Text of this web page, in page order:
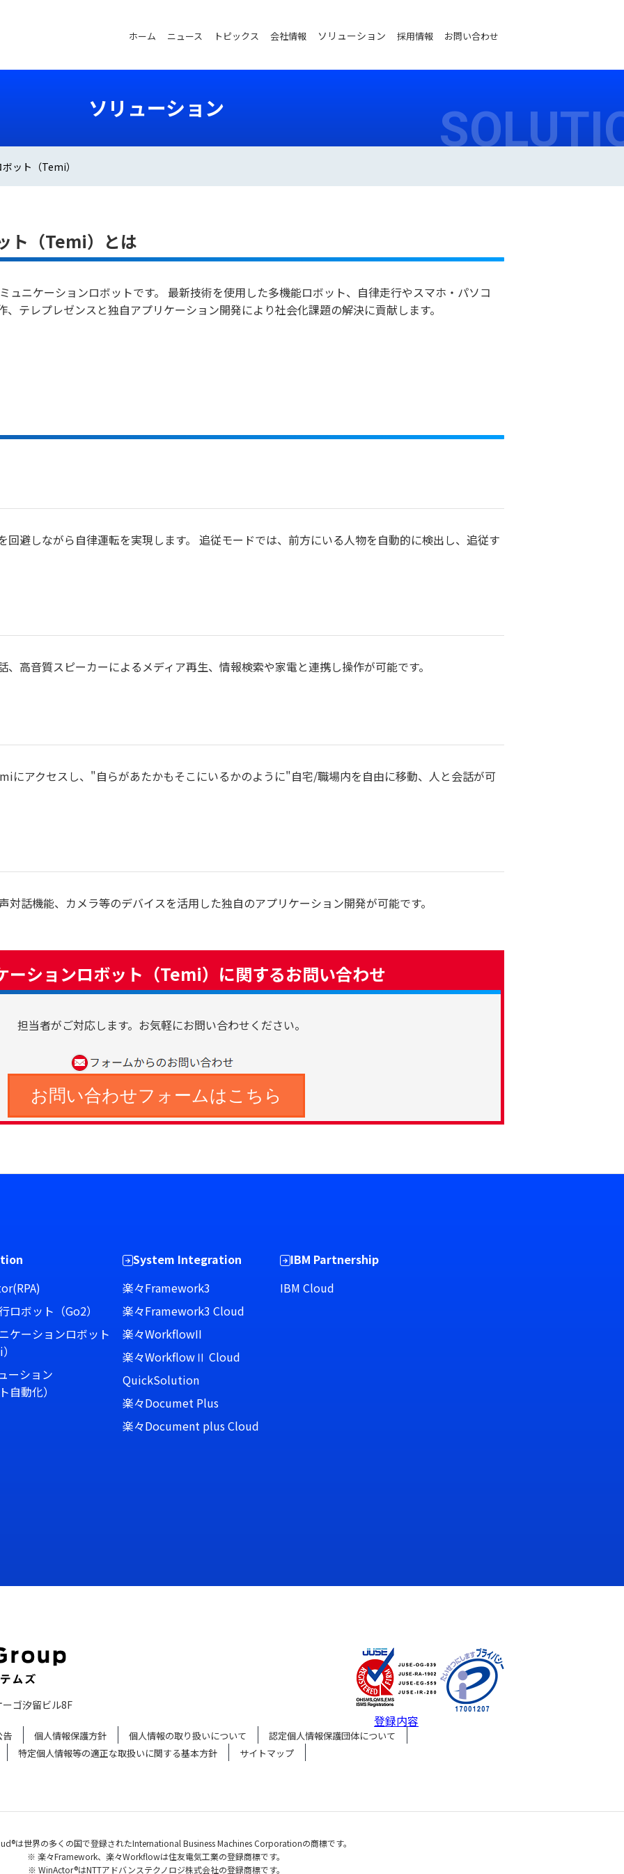
ホーム ニュース トピックス 会社情報 ソリューション 採用情報 お問い合わせ
ソリューション
ット（Temi）
ト（Temi）とは
ニケーションロボットです。 最新技術を使用した多機能ロボット、自律走行やスマホ・パソコ
テレプレゼンスと独自アプリケーション開発により社会化課題の解決に貢献します。
回避しながら自律運転を実現します。 追従モードでは、前方にいる人物を自動的に検出し、追従す
高音質スピーカーによるメディア再生、情報検索や家電と連携し操作が可能です。
にアクセスし、"自らがあたかもそこにいるかのように"自宅/職場内を自由に移動、人と会話が可
話機能、カメラ等のデバイスを活用した独自のアプリケーション開発が可能です。
ーションロボット（Temi）に関するお問い合わせ
担当者がご対応します。お気軽にお問い合わせください。
お問い合わせフォームはこちら
ロボット（Go2）
ケーションロボット
ーション
自動化）
System Integration
楽々Framework3
楽々Framework3 Cloud
楽々WorkflowII
楽々WorkflowⅡ Cloud
QuickSolution
楽々Documet Plus
楽々Document plus Cloud
IBM Partnership
IBM Cloud
ーゴ汐留ビル8F
登録内容
告 個人情報保護方針 個人情報の取り扱いについて
認定個人情報保護団体について
特定個人情報等の適正な取扱いに関する基本方針
サイトマップ
は世界の多くの国で登録されたInternational Business Machines Corporationの商標です。
※ 楽々Framework、楽々Workflowは住友電気工業の登録商標です。
※ WinActor®はNTTアドバンステクノロジ株式会社の登録商標です。